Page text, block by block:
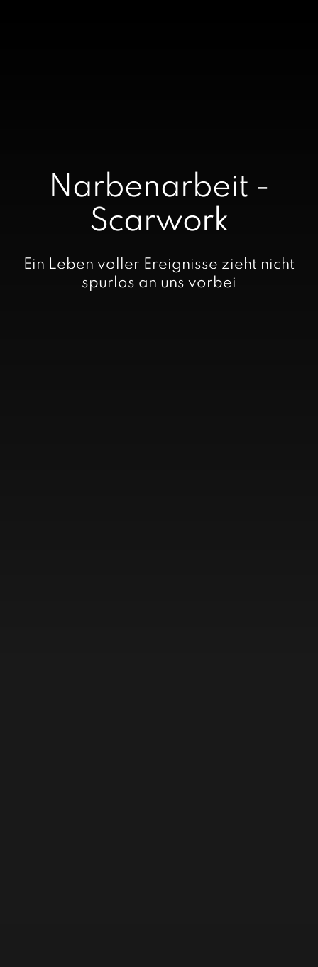
Narbenarbeit -
Scarwork
Ein Leben voller Ereignisse zieht nicht
spurlos an uns vorbei